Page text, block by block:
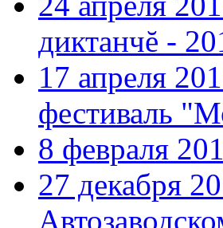
диктанчĕ -
17 апреля
фестиваль
8 февраля
27 декабря